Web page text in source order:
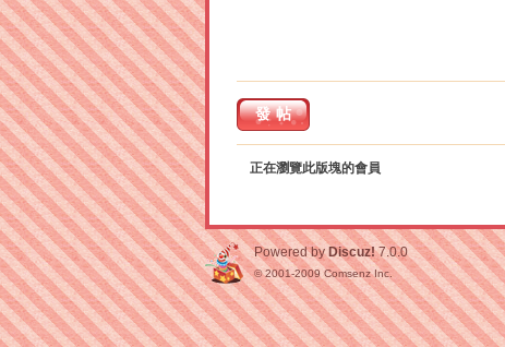
發帖
正在瀏覽此版塊的會員
Powered by Discuz! 7.0.0
© 2001-2009Comsenz Inc.